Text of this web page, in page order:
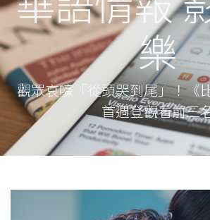
樂
觀眾哀嚎「從頭哭到尾」！《
首週登觀看前三